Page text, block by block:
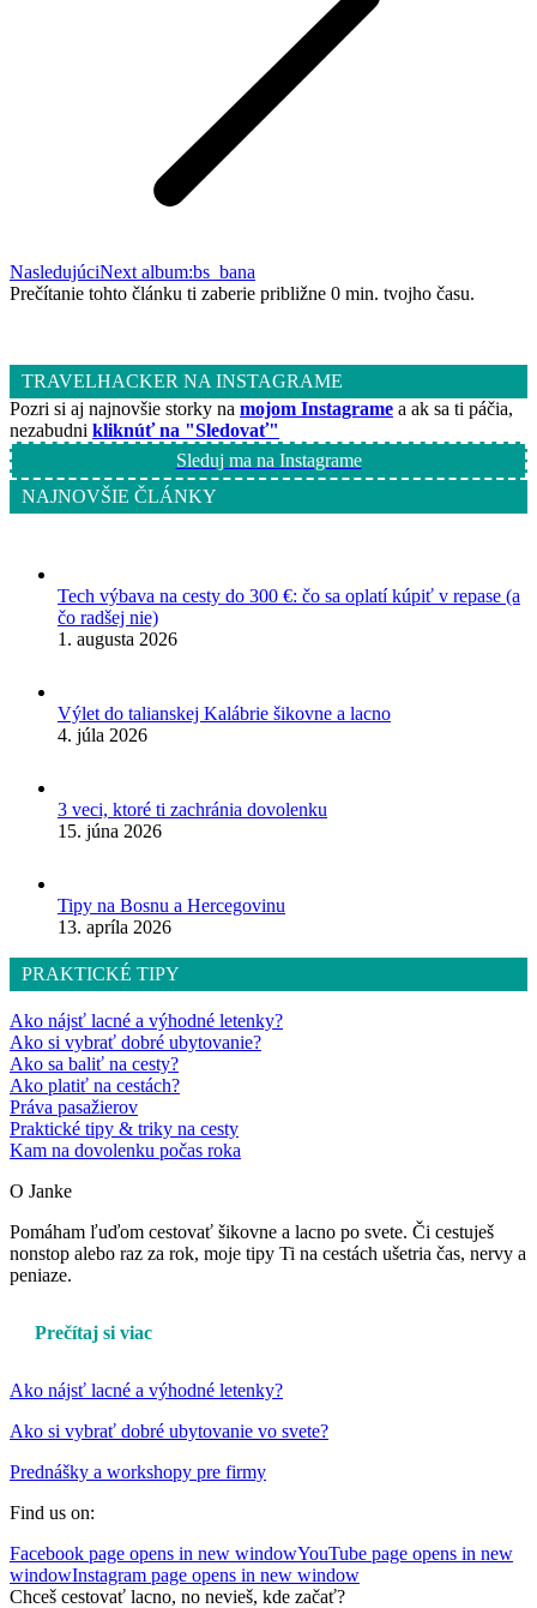
NasledujúciNext album:bs_bana
Prečítanie tohto článku ti zaberie približne 0 min. tvojho času.
TRAVELHACKER NA INSTAGRAME
Pozri si aj najnovšie storky na mojom Instagrame a ak sa ti páčia,
nezabudni kliknúť na "Sledovať"
Sleduj ma na Instagrame
NAJNOVŠIE ČLÁNKY
Tech výbava na cesty do 300 €: čo sa oplatí kúpiť v repase (a
čo radšej nie)
1. augusta 2026
Výlet do talianskej Kalábrie šikovne a lacno
4. júla 2026
3 veci, ktoré ti zachránia dovolenku
15. júna 2026
Tipy na Bosnu a Hercegovinu
13. apríla 2026
PRAKTICKÉ TIPY
Ako nájsť lacné a výhodné letenky?
Ako si vybrať dobré ubytovanie?
Ako sa baliť na cesty?
Ako platiť na cestách?
Práva pasažierov
Praktické tipy & triky na cesty
Kam na dovolenku počas roka
O Janke
Pomáham ľuďom cestovať šikovne a lacno po svete. Či cestuješ
nonstop alebo raz za rok, moje tipy Ti na cestách ušetria čas, nervy a
peniaze.
Prečítaj si viac
Ako nájsť lacné a výhodné letenky?
Ako si vybrať dobré ubytovanie vo svete?
Prednášky a workshopy pre firmy
Find us on:
Facebook page opens in new windowYouTube page opens in new
windowInstagram page opens in new window
Chceš cestovať lacno, no nevieš, kde začať?